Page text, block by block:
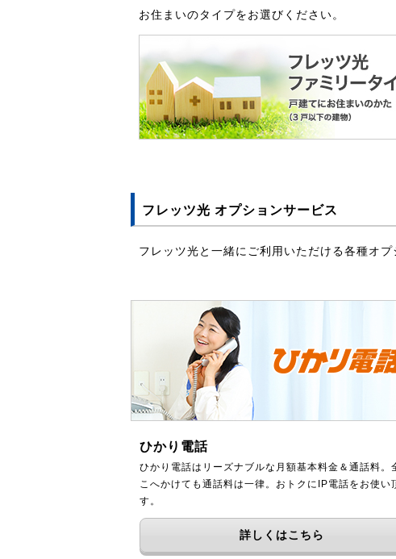
お住まいのタイプをお選びください。
フレッツ光 オプションサービス
フレッツ光と一緒にご利用いただける各種オ
ひかり電話
ひかり電話はリーズナブルな月額基本料金＆通話料。
こへかけても通話料は一律。おトクにIP電話をお使い
す。
詳しくはこちら